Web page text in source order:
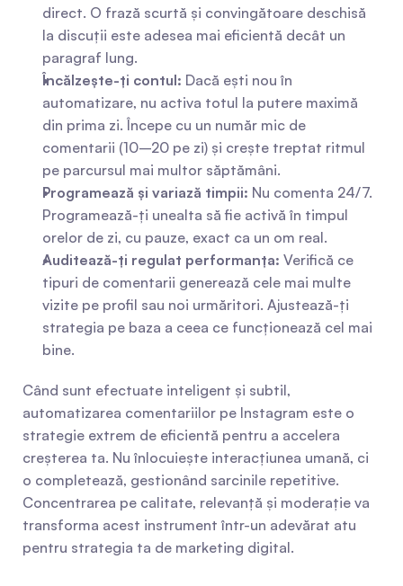
direct. O frază scurtă și convingătoare deschisă
la discuții este adesea mai eficientă decât un
paragraf lung.
Încălzește-ți contul: Dacă ești nou în
automatizare, nu activa totul la putere maximă
din prima zi. Începe cu un număr mic de
comentarii (10–20 pe zi) și crește treptat ritmul
pe parcursul mai multor săptămâni.
Programează și variază timpii: Nu comenta 24/7.
Programează-ți unealta să fie activă în timpul
orelor de zi, cu pauze, exact ca un om real.
Auditează-ți regulat performanța: Verifică ce
tipuri de comentarii generează cele mai multe
vizite pe profil sau noi urmăritori. Ajustează-ți
strategia pe baza a ceea ce funcționează cel mai
bine.
Când sunt efectuate inteligent și subtil,
automatizarea comentariilor pe Instagram este o
strategie extrem de eficientă pentru a accelera
creșterea ta. Nu înlocuiește interacțiunea umană, ci
o completează, gestionând sarcinile repetitive.
Concentrarea pe calitate, relevanță și moderație va
transforma acest instrument într-un adevărat atu
pentru strategia ta de marketing digital.